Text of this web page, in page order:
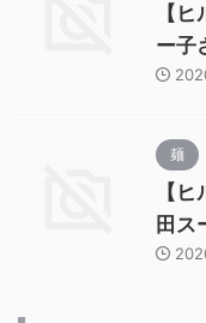
【
ー子
麺
【
田ス